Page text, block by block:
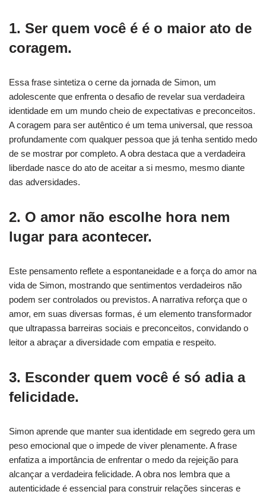
1. Ser quem você é é o maior ato de
coragem.
Essa frase sintetiza o cerne da jornada de Simon, um
adolescente que enfrenta o desafio de revelar sua verdadeira
identidade em um mundo cheio de expectativas e preconceitos.
A coragem para ser autêntico é um tema universal, que ressoa
profundamente com qualquer pessoa que já tenha sentido medo
de se mostrar por completo. A obra destaca que a verdadeira
liberdade nasce do ato de aceitar a si mesmo, mesmo diante
das adversidades.
2. O amor não escolhe hora nem
lugar para acontecer.
Este pensamento reflete a espontaneidade e a força do amor na
vida de Simon, mostrando que sentimentos verdadeiros não
podem ser controlados ou previstos. A narrativa reforça que o
amor, em suas diversas formas, é um elemento transformador
que ultrapassa barreiras sociais e preconceitos, convidando o
leitor a abraçar a diversidade com empatia e respeito.
3. Esconder quem você é só adia a
felicidade.
Simon aprende que manter sua identidade em segredo gera um
peso emocional que o impede de viver plenamente. A frase
enfatiza a importância de enfrentar o medo da rejeição para
alcançar a verdadeira felicidade. A obra nos lembra que a
autenticidade é essencial para construir relações sinceras e